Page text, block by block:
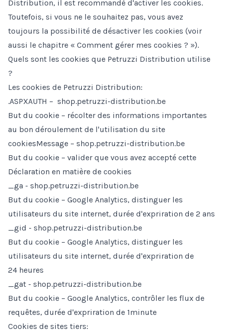
Distribution, il est recommandé d'activer les cookies.
Toutefois, si vous ne le souhaitez pas, vous avez
toujours la possibilité de désactiver les cookies (voir
aussi le chapitre « Comment gérer mes cookies ? »).
Quels sont les cookies que Petruzzi Distribution utilise
?
Les cookies de Petruzzi Distribution:
.ASPXAUTH – shop.petruzzi-distribution.be
But du cookie – récolter des informations importantes
au bon déroulement de l'utilisation du site
cookiesMessage – shop.petruzzi-distribution.be
But du cookie – valider que vous avez accepté cette
Déclaration en matière de cookies
_ga - shop.petruzzi-distribution.be
But du cookie – Google Analytics, distinguer les
utilisateurs du site internet, durée d'expriration de 2 ans
_gid - shop.petruzzi-distribution.be
But du cookie – Google Analytics, distinguer les
utilisateurs du site internet, durée d'expriration de
24 heures
_gat - shop.petruzzi-distribution.be
But du cookie – Google Analytics, contrôler les flux de
requêtes, durée d'expriration de 1minute
Cookies de sites tiers: